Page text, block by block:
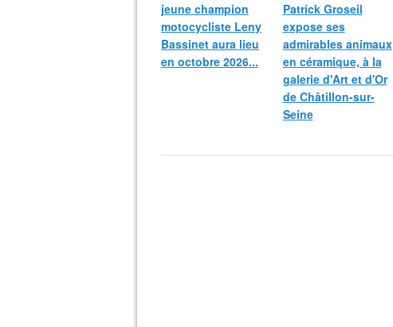
jeune champion
motocycliste Leny
Bassinet aura lieu
en octobre 2026...
Patrick Groseil
expose ses
admirables animaux
en céramique, à la
galerie d'Art et d'Or
de Châtillon-sur-
Seine